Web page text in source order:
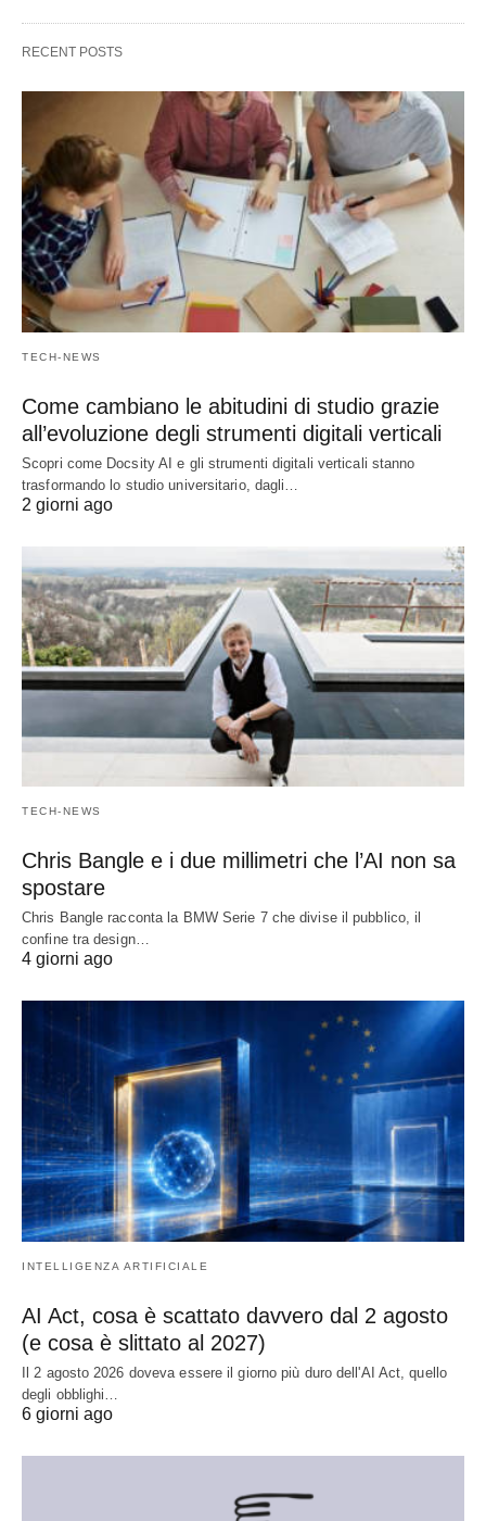
RECENT POSTS
TECH-NEWS
Come cambiano le abitudini di studio grazie
all’evoluzione degli strumenti digitali verticali
Scopri come Docsity AI e gli strumenti digitali verticali stanno
trasformando lo studio universitario, dagli…
2 giorni ago
TECH-NEWS
Chris Bangle e i due millimetri che l’AI non sa
spostare
Chris Bangle racconta la BMW Serie 7 che divise il pubblico, il
confine tra design…
4 giorni ago
INTELLIGENZA ARTIFICIALE
AI Act, cosa è scattato davvero dal 2 agosto
(e cosa è slittato al 2027)
Il 2 agosto 2026 doveva essere il giorno più duro dell'AI Act, quello
degli obblighi…
6 giorni ago